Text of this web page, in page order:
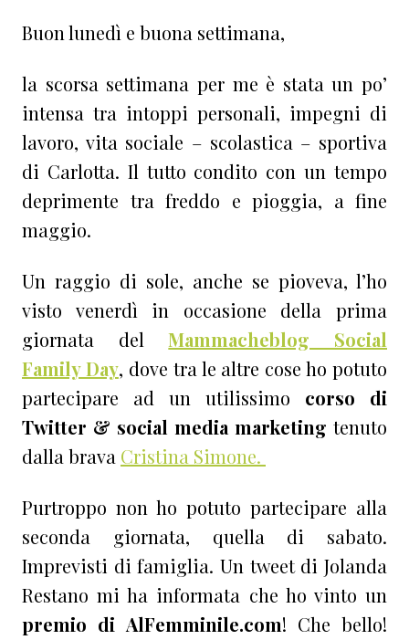
Buon lunedì e buona settimana,
la scorsa settimana per me è stata un po’
intensa tra intoppi personali, impegni di
lavoro, vita sociale – scolastica – sportiva
di Carlotta. Il tutto condito con un tempo
deprimente tra freddo e pioggia, a fine
maggio.
Un raggio di sole, anche se pioveva, l’ho
visto venerdì in occasione della prima
giornata delMammacheblog Social
Family Day, dove tra le altre cose ho potuto
partecipare ad un utilissimo corso di
Twitter & social media marketing tenuto
dalla brava Cristina Simone.
Purtroppo non ho potuto partecipare alla
seconda giornata, quella di sabato.
Imprevisti di famiglia. Un tweet di Jolanda
Restano mi ha informata che ho vinto un
premio di AlFemminile.com! Che bello!